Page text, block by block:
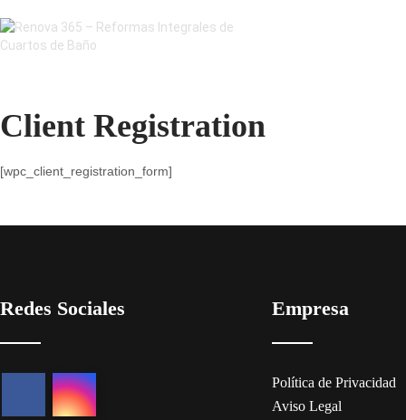
Client Registration
[wpc_client_registration_form]
Redes Sociales Empresa
Política de Privacidad
Aviso Legal